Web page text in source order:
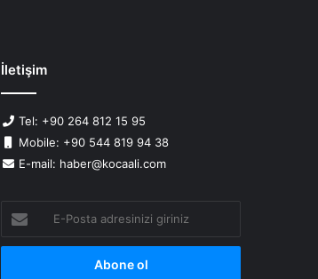
İletişim
Tel: +90 264 812 15 95
Mobile: +90 544 819 94 38
E-mail: haber@kocaali.com
Posta
adresinizi